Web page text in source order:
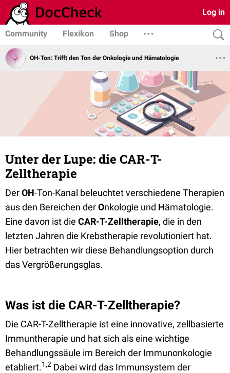
Log in
Community Flexikon Shop
OH-Ton: Trifft den Ton der Onkologie und Hämatologie
Unter der Lupe: die CAR-T-
Zelltherapie
DerOH-Ton-Kanal beleuchtet verschiedene Therapien
aus den Bereichen derOnkologie und Hämatologie.
Eine davon ist die CAR-T-Zelltherapie, die in den
letzten Jahren die Krebstherapie revolutioniert hat.
Hier betrachten wir diese Behandlungsoption durch
das Vergrößerungsglas.
Was ist die CAR-T-Zelltherapie?
Die CAR-T-Zelltherapie ist eine innovative, zellbasierte
Immuntherapie und hat sich als eine wichtige
Behandlungssäule im Bereich der Immunonkologie
etabliert.1,2 Dabei wird das Immunsystem der